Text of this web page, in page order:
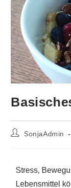
SonjaAdmin
Stress,
Lebensmittel